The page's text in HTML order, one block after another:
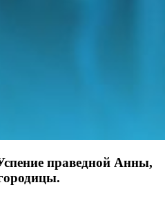
праведной Анны,